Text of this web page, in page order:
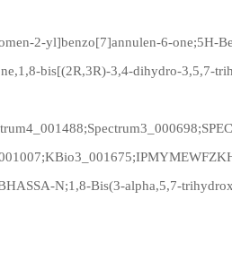
2-yl]benzo[7]annulen-6-one;5H-
bis[(2R,3R)-3,4-dihydro-3,5,7-
N;1,8-Bis(3-alpha,5,7-